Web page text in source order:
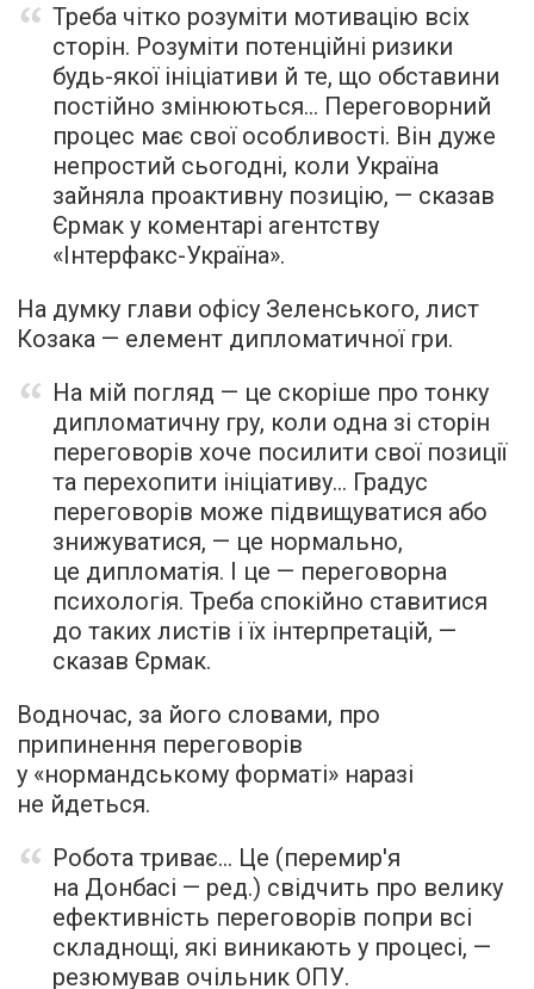
Треба чітко розуміти мотивацію всіх
сторін. Розуміти потенційні ризики
будь-якої ініціативи й те, що обставини
постійно змінюються… Переговорний
процес має свої особливості. Він дуже
непростий сьогодні, коли Україна
зайняла проактивну позицію, — сказав
Єрмак у коментарі агентству
«Інтерфакс-Україна».
На думку глави офісу Зеленського, лист
Козака — елемент дипломатичної гри.
На мій погляд — це скоріше про тонку
дипломатичну гру, коли одна зі сторін
переговорів хоче посилити свої позиції
та перехопити ініціативу… Градус
переговорів може підвищуватися або
знижуватися, — це нормально,
це дипломатія. І це — переговорна
психологія. Треба спокійно ставитися
до таких листів і їх інтерпретацій, —
сказав Єрмак.
Водночас, за його словами, про
припинення переговорів
у «нормандському форматі» наразі
не йдеться.
Робота триває… Це (перемир'я
на Донбасі — ред.) свідчить про велику
ефективність переговорів попри всі
складнощі, які виникають у процесі, —
резюмував очільник ОПУ.